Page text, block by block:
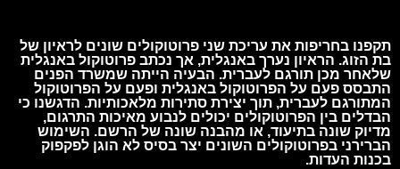
תקפנו בחריפות את עריכת שני פרוטוקולים שונים לראיון של
בת הזוג. הראיון נערך באנגלית, אך נכתב פרוטוקול באנגלית
שלאחר מכן תורגם לעברית. הבעיה הייתה שמשרד הפנים
התבסס פעם על הפרוטוקול באנגלית ופעם על הפרוטוקול
המתורגם לעברית, תוך יצירת סתירות מלאכותיות. הדגשנו כי
הבדלים בין הפרוטוקולים יכולים לנבוע מאיכות התרגום,
מדיוק שונה בתיעוד, או מהבנה שונה של הרשם. השימוש
הברירני בפרוטוקולים השונים יצר בסיס לא הוגן לפקפוק
בכנות העדות.